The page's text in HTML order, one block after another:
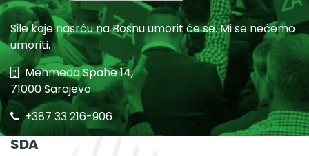
Sile koje nasrću na Bosnu umorit će se. Mi se nećemo
umoriti.
Mehmeda Spahe 14,
71000 Sarajevo
+387 33 216-906
SDA